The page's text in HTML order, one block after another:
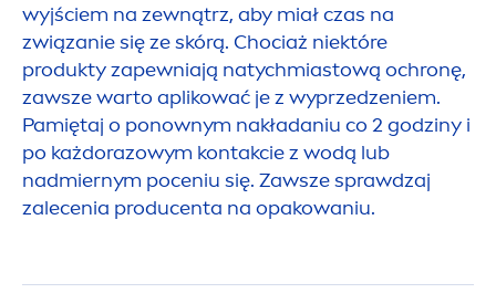
wyjściem na zewnątrz, aby miał czas na
związanie się ze skórą. Chociaż niektóre
produkty zapewniają natychmiastową ochronę,
zawsze warto aplikować je z wyprzedzeniem.
Pamiętaj o ponownym nakładaniu co 2 godziny i
po każdorazowym kontakcie z wodą lub
nadmiernym poceniu się. Zawsze sprawdzaj
zalecenia producenta na opakowaniu.